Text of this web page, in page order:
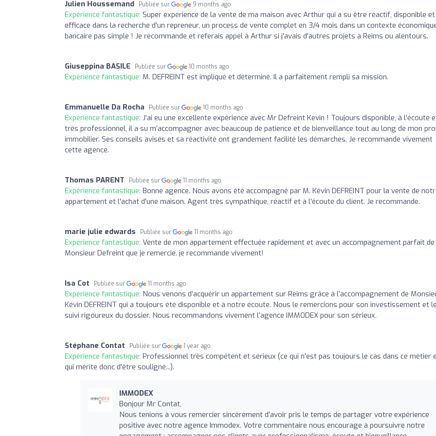
Julien Houssemand Publiée sur 9 months ago
Expérience fantastique: Super expérience de la vente de ma maison avec Arthur qui a su être réactif, disponible et
efficace dans la recherche d'un repreneur, un process de vente complet en 3/4 mois dans un contexte
bancaire pas simple ! Je recommande et referais appel à Arthur si j'avais d'autres projets à Reims ou alentours.
Giuseppina BASILE Publiée sur 10 months ago
Expérience fantastique: M. DEFREINT est impliqué et déterminé. Il a parfaitement rempli sa mission.
Emmanuelle Da Rocha Publiée sur 10 months ago
Expérience fantastique: J’ai eu une excellente expérience avec Mr Defreint Kevin ! Toujours disponible, à l’écoute
très professionnel, il a su m’accompagner avec beaucoup de patience et de bienveillance tout au long de mon
immobilier. Ses conseils avisés et sa réactivité ont grandement facilité les démarches. Je recommande vivement
cette agence.
Thomas PARENT Publiée sur 11 months ago
Expérience fantastique: Bonne agence. Nous avons été accompagné par M. Kévin DEFREINT pour la vente de
appartement et l'achat d'une maison. Agent très sympathique, réactif et à l'écoute du client. Je recommande.
marie julie edwards Publiée sur 11 months ago
Expérience fantastique: Vente de mon appartement effectuée rapidement et avec un accompagnement parfait de
Monsieur Defreint que je remercie. je recommande vivement!
Isa Cot Publiée sur 11 months ago
Expérience fantastique: Nous venons d’acquérir un appartement sur Reims grâce à l’accompagnement de
Kévin DEFREINT qui a toujours été disponible et à notre écoute. Nous le remercions pour son investissement et
suivi rigoureux du dossier. Nous recommandons vivement l’agence IMMODEX pour son sérieux.
Stéphane Contat Publiée sur 1 year ago
Expérience fantastique: Professionnel très compétent et sérieux (ce qui n'est pas toujours le cas dans ce métier
qui mérite donc d'être souligné...).
IMMODEX
Bonjour Mr Contat,
Nous tenions à vous remercier sincèrement d’avoir pris le temps de partager votre expérience
positive avec notre agence Immodex. Votre commentaire nous encourage à poursuivre notre